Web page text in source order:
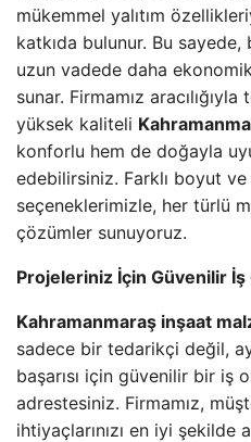
mükemmel yalıtım
katkıda bulunur. Bu sayede,
uzun vadede daha
sunar. Firmamız
yüksek kaliteli
konforlu hem de doğayla
edebilirsiniz. Farklı boyut
seçeneklerimizle, her türlü
çözümler sunuyoruz.
Projeleriniz İçin Güvenilir İş
Kahramanmaraş inşaat
sadece bir tedarikçi değil,
başarısı için güvenilir bir iş
adrestesiniz. Firmamız,
ihtiyaçlarınızı en iyi şekilde